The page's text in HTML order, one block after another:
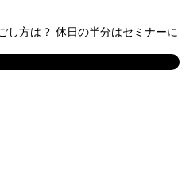
し方は？ 休日の半分はセミナーに